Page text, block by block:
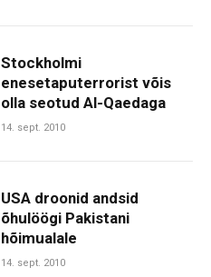
Stockholmi
enesetaputerrorist võis
olla seotud Al-Qaedaga
14. sept. 2010
USA droonid andsid
õhulöögi Pakistani
hõimualale
14. sept. 2010